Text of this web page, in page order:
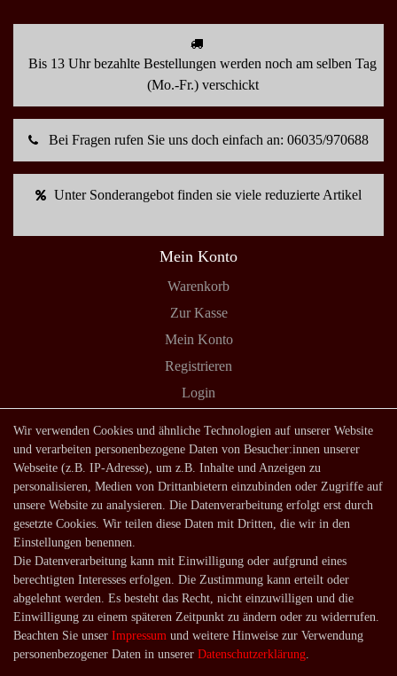
Bis 13 Uhr bezahlte Bestellungen werden noch am selben Tag
(Mo.-Fr.) verschickt
Bei Fragen rufen Sie uns doch einfach an: 06035/970688
Unter Sonderangebot finden sie viele reduzierte Artikel
Mein Konto
Warenkorb
Zur Kasse
Mein Konto
Registrieren
Login
Shop
Lagerverkauf
Zahlungsarten
Versandarten und -kosten
Service
Kontakt
Häufige Fragen
Über uns
Wir verwenden Cookies und ähnliche Technologien auf unserer Website
und verarbeiten personenbezogene Daten von Besucher:innen unserer
Webseite (z.B. IP-Adresse), um z.B. Inhalte und Anzeigen zu
personalisieren, Medien von Drittanbietern einzubinden oder Zugriffe auf
unsere Website zu analysieren. Die Datenverarbeitung erfolgt erst durch
gesetzte Cookies. Wir teilen diese Daten mit Dritten, die wir in den
Einstellungen benennen.
Die Datenverarbeitung kann mit Einwilligung oder aufgrund eines
berechtigten Interesses erfolgen. Die Zustimmung kann erteilt oder
abgelehnt werden. Es besteht das Recht, nicht einzuwilligen und die
Einwilligung zu einem späteren Zeitpunkt zu ändern oder zu widerrufen.
Beachten Sie unser Impressum und weitere Hinweise zur Verwendung
personenbezogener Daten in unserer Daten­schutz­erklärung.